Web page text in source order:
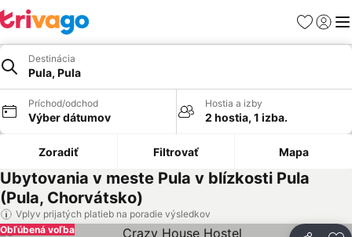
Obľúbené
Destinácia
Pula, Pula
Príchod/odchod
Výber dátumov
Hostia a izby
2 hostia, 1 izba.
Zoradiť Filtrovať Mapa
Ubytovania v meste Pula v blízkosti Pula
(Pula, Chorvátsko)
Vplyv prijatých platieb na poradie výsledkov
Obľúbená voľba